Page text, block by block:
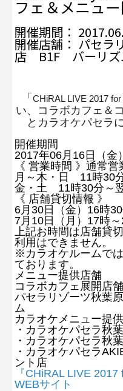
フェ＆メニュ
開催期間：
開催店舗： パセラ
店 B1F バーリズ
「 CHiRAL LIVE 2017
い、コラボカフェ＆
とカラオケパセラ
開催期間
2017年06月16日（金
《 営業時間 》通常
月～木・日 11時30
金・土 11時30分～
《 店舗貸切情報 》
6月30日（金）16時
7月10日（月）17時
上記お時間は店舗貸
利用はできません。
※カラオケルームで
ております。
メニュー提供店舗
コラボカフェ展開店舗
パセラリゾーツ秋
ム
カラオケメニュー提
・カラオケパセラ秋
・カラオケパセラ秋
・カラオケパセラ
ント店
『CHiRAL LIVE
WEBサイト